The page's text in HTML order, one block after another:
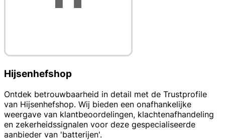
Hijsenhefshop
Ontdek betrouwbaarheid in detail met de Trustprofile
van Hijsenhefshop. Wij bieden een onafhankelijke
weergave van klantbeoordelingen, klachtenafhandeling
en zekerheidssignalen voor deze gespecialiseerde
aanbieder van 'batterijen'.